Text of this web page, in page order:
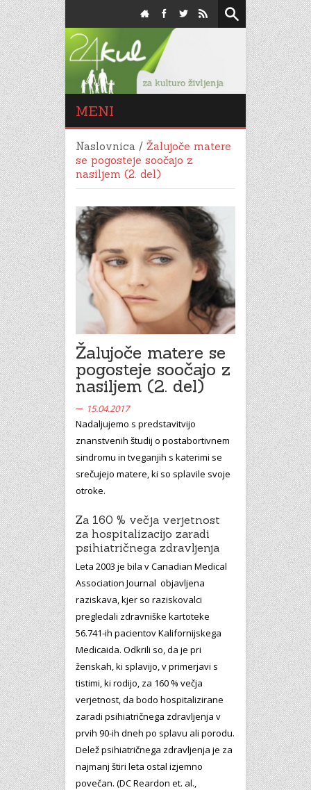
MENI
Naslovnica / Žalujoče matere
se pogosteje soočajo z
nasiljem (2. del)
Žalujoče matere se
pogosteje soočajo z
nasiljem (2. del)
15.04.2017
Nadaljujemo s predstavitvijo
znanstvenih študij o postabortivnem
sindromu in tveganjih s katerimi se
srečujejo matere, ki so splavile svoje
otroke.
Za 160 % večja verjetnost
za hospitalizacijo zaradi
psihiatričnega zdravljenja
Leta 2003 je bila v Canadian Medical
Association Journal objavljena
raziskava, kjer so raziskovalci
pregledali zdravniške kartoteke
56.741-ih pacientov Kalifornijskega
Medicaida. Odkrili so, da je pri
ženskah, ki splavijo, v primerjavi s
tistimi, ki rodijo, za 160 % večja
verjetnost, da bodo hospitalizirane
zaradi psihiatričnega zdravljenja v
prvih 90-ih dneh po splavu ali porodu.
Delež psihiatričnega zdravljenja je za
najmanj štiri leta ostal izjemno
povečan. (DC Reardon et. al.,